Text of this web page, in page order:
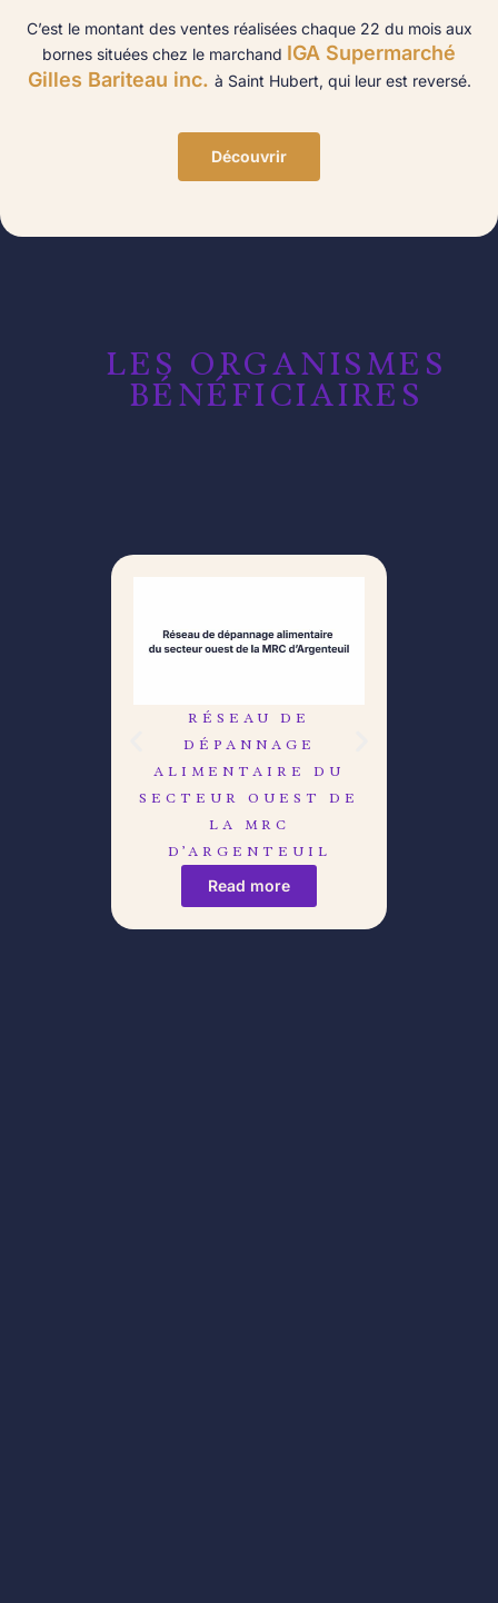
C’est le montant des ventes réalisées chaque 22 du mois aux
bornes situées chez le marchand IGA Supermarché
Gilles Bariteau inc. à Saint Hubert, qui leur est reversé.
Découvrir
LES ORGANISMES
BÉNÉFICIAIRES
RÉSEAU DE
DÉPANNAGE
ALIMENTAIRE DU
SECTEUR OUEST DE
LA MRC
D’ARGENTEUIL
Read more